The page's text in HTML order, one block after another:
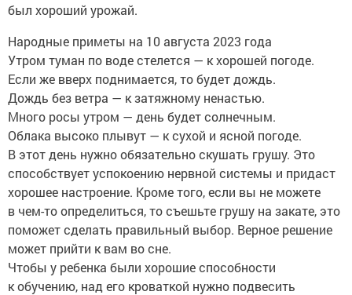
был хороший урожай.
Народные приметы на 10 августа 2023 года
Утром туман по воде стелется — к хорошей погоде.
Если же вверх поднимается, то будет дождь.
Дождь без ветра — к затяжному ненастью.
Много росы утром — день будет солнечным.
Облака высоко плывут — к сухой и ясной погоде.
В этот день нужно обязательно скушать грушу. Это
способствует успокоению нервной системы и придаст
хорошее настроение. Кроме того, если вы не можете
в чем-то определиться, то съешьте грушу на закате, это
поможет сделать правильный выбор. Верное решение
может прийти к вам во сне.
Чтобы у ребенка были хорошие способности
к обучению, над его кроваткой нужно подвесить